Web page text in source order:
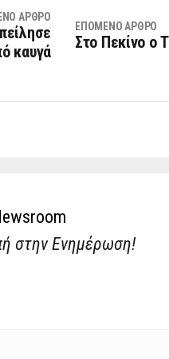
ΆΡΘΡΟ
καυγά
ΕΠΌΜΕΝΟ ΆΡΘΡΟ
Στο Πεκίνο ο
στην Ενημέρωση!